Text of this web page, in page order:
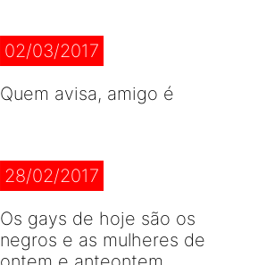
02/03/2017
Quem avisa, amigo é
28/02/2017
Os gays de hoje são os
negros e as mulheres de